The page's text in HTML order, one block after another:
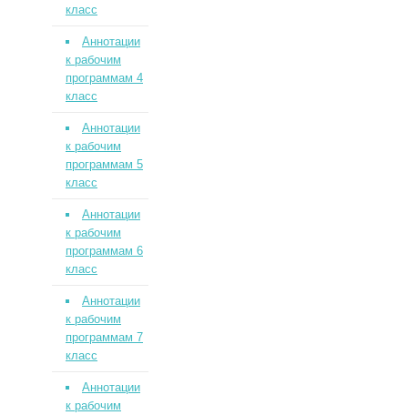
класс
Аннотации
к рабочим
программам 4
класс
Аннотации
к рабочим
программам 5
класс
Аннотации
к рабочим
программам 6
класс
Аннотации
к рабочим
программам 7
класс
Аннотации
к рабочим